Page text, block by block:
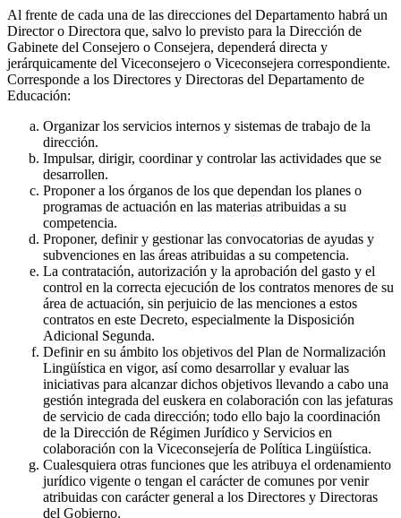
Al frente de cada una de las direcciones del Departamento habrá un
Director o Directora que, salvo lo previsto para la Dirección de
Gabinete del Consejero o Consejera, dependerá directa y
jerárquicamente del Viceconsejero o Viceconsejera correspondiente.
Corresponde a los Directores y Directoras del Departamento de
Educación:
Organizar los servicios internos y sistemas de trabajo de la
dirección.
Impulsar, dirigir, coordinar y controlar las actividades que se
desarrollen.
Proponer a los órganos de los que dependan los planes o
programas de actuación en las materias atribuidas a su
competencia.
Proponer, definir y gestionar las convocatorias de ayudas y
subvenciones en las áreas atribuidas a su competencia.
La contratación, autorización y la aprobación del gasto y el
control en la correcta ejecución de los contratos menores de su
área de actuación, sin perjuicio de las menciones a estos
contratos en este Decreto, especialmente la Disposición
Adicional Segunda.
Definir en su ámbito los objetivos del Plan de Normalización
Lingüística en vigor, así como desarrollar y evaluar las
iniciativas para alcanzar dichos objetivos llevando a cabo una
gestión integrada del euskera en colaboración con las jefaturas
de servicio de cada dirección; todo ello bajo la coordinación
de la Dirección de Régimen Jurídico y Servicios en
colaboración con la Viceconsejería de Política Lingüística.
Cualesquiera otras funciones que les atribuya el ordenamiento
jurídico vigente o tengan el carácter de comunes por venir
atribuidas con carácter general a los Directores y Directoras
del Gobierno.